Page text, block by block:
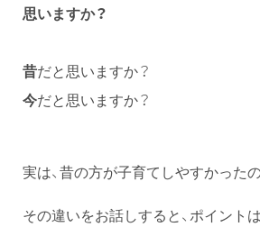
思いますか？
昔だと思いますか？
今だと思いますか？
実は、昔の方が子育てしやすかったの
その違いをお話しすると、ポイント